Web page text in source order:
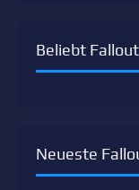
Beliebt
Neueste